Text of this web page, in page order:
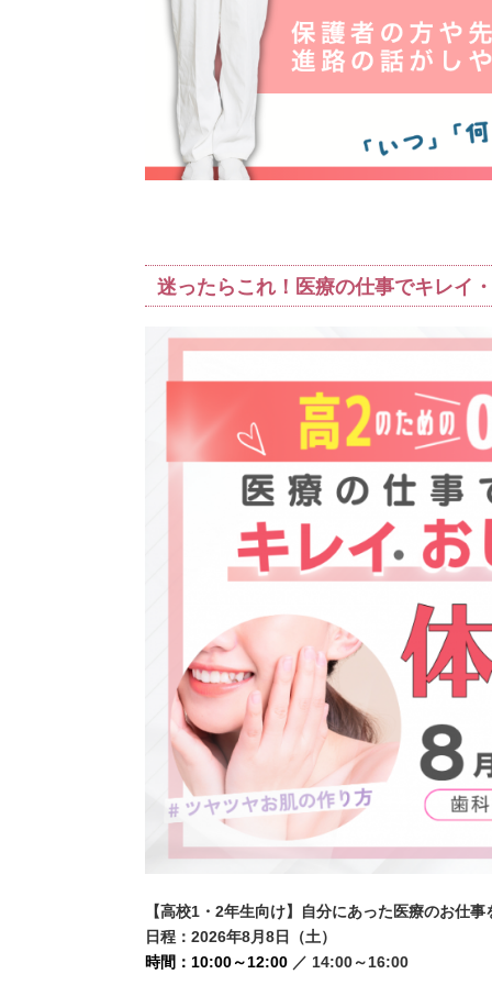
迷ったらこれ！医療の仕事でキレイ
【高校1・2年生向け】自分にあった医療のお仕
日程：2026年8月8日（土）
時間 ： 10:00～12:00 ／ 14:00～16:00